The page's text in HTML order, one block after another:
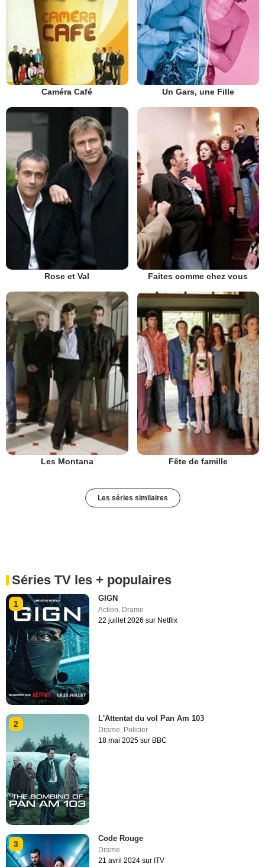
Caméra Café Un Gars, une Fille
Rose et Val Faites comme chez vous
Les Montana Fête de famille
Les séries similaires
Séries TV les + populaires
1
GIGN
Action, Drame
22 juillet 2026 sur Netflix
2
L'Attentat du vol Pan Am 103
Drame, Policier
18 mai 2025 sur BBC
3
Code Rouge
Drame
21 avril 2024 sur ITV